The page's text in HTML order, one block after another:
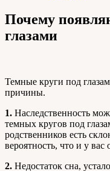
Почему
глазами
Темные круги под
причины.
1. Наследственность
темных кругов под
родственников есть
вероятность, что и у вас
2. Недостаток сна,